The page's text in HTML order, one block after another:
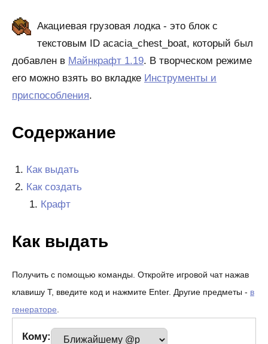
Акациевая грузовая лодка - это блок с
текстовым ID acacia_chest_boat, который был
добавлен в Майнкрафт 1.19. В творческом режиме
его можно взять во вкладке Инструменты и
приспособления.
Содержание
Как выдать
Как создать
Крафт
Как выдать
Получить с помощью команды. Откройте игровой чат нажав
клавишу T, введите код и нажмите Enter. Другие предметы - в
генераторе.
Кому: